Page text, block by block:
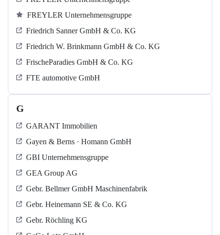
FREYLER Unternehmensgruppe
Friedrich Sanner GmbH & Co. KG
Friedrich W. Brinkmann GmbH & Co. KG
FrischeParadies GmbH & Co. KG
FTE automotive GmbH
G
GARANT Immobilien
Gayen & Berns · Homann GmbH
GBI Unternehmensgruppe
GEA Group AG
Gebr. Bellmer GmbH Maschinenfabrik
Gebr. Heinemann SE & Co. KG
Gebr. Röchling KG